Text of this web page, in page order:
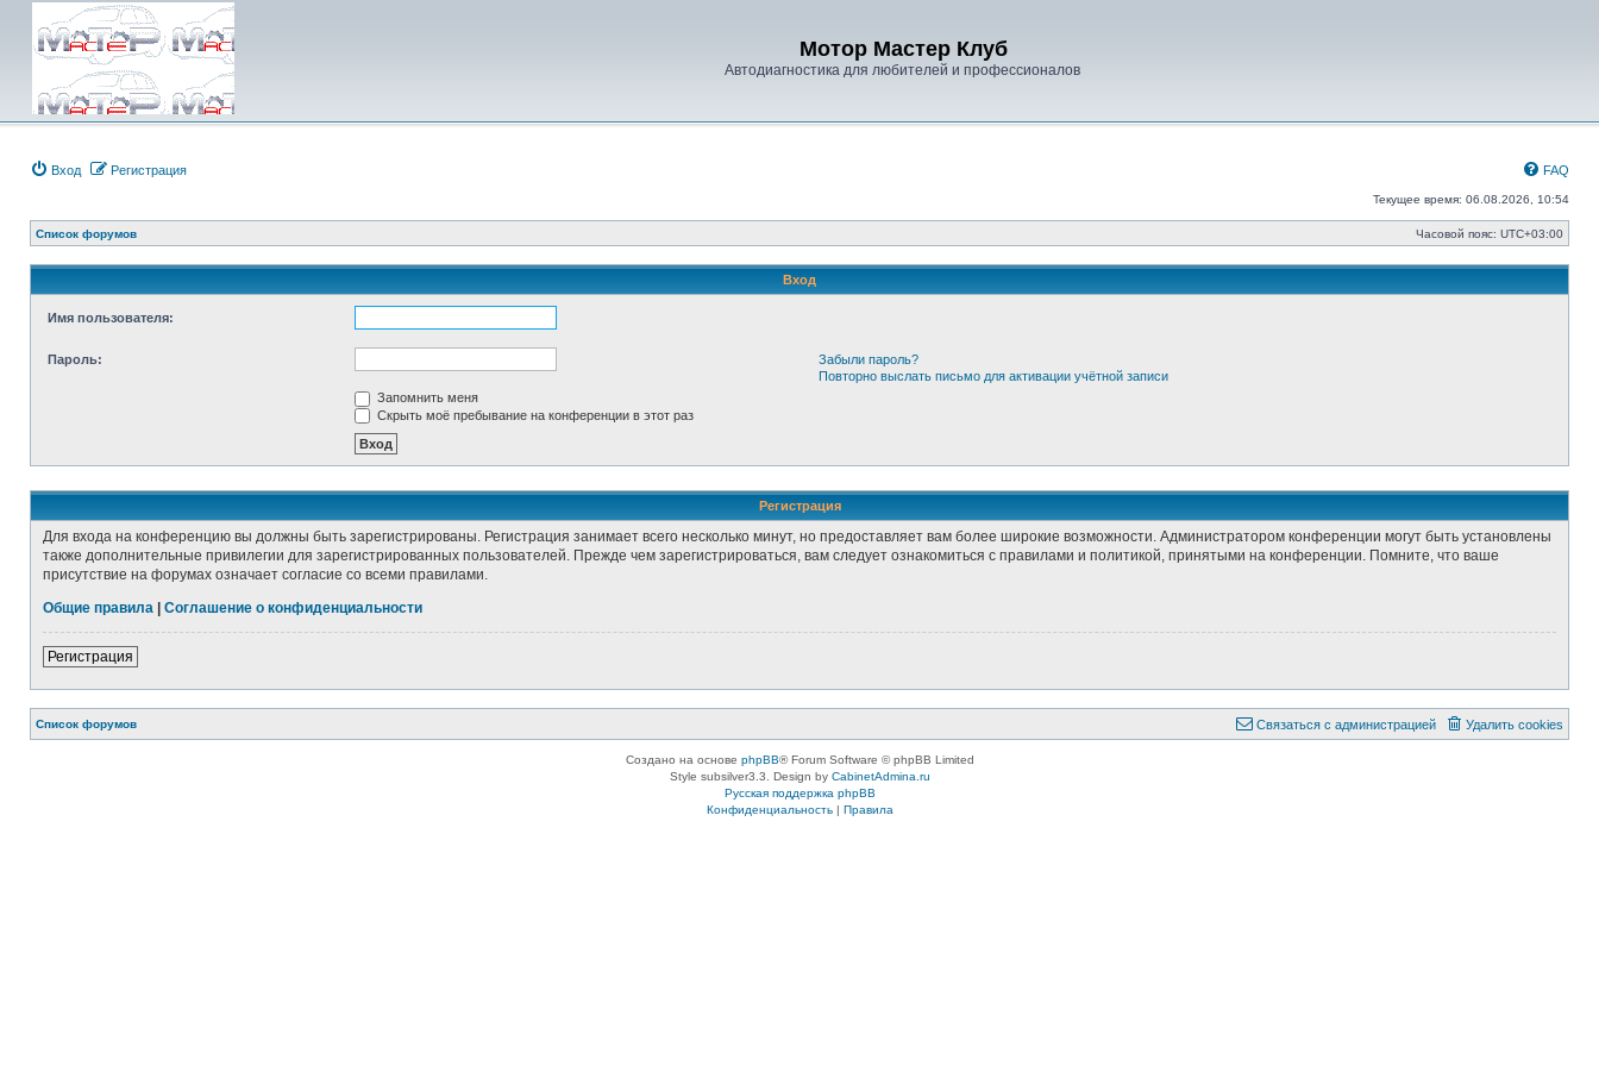
Мотор Мастер Клуб
Автодиагностика для любителей и профессионалов
Вход Регистрация FAQ
Текущее время: 06.08.2026, 10:54
Список форумов Часовой пояс: UTC+03:00
Вход
Имя пользователя:
Пароль:
Забыли пароль?
Повторно выслать письмо для активации учётной записи
Запомнить меня
Скрыть моё пребывание на конференции в этот раз
Регистрация
Для входа на конференцию вы должны быть зарегистрированы. Регистрация занимает всего несколько минут, но предоставляет вам более широкие возможности. Администратором конференции могут быть установлены
также дополнительные привилегии для зарегистрированных пользователей. Прежде чем зарегистрироваться, вам следует ознакомиться с правилами и политикой, принятыми на конференции. Помните, что ваше
присутствие на форумах означает согласие со всеми правилами.
Общие правила
Соглашение о конфиденциальности
Регистрация
Список форумов Удалить cookies
Связаться с администрацией
Создано на основе phpBB® Forum Software © phpBB Limited
Style subsilver3.3. Design by CabinetAdmina.ru
Русская поддержка phpBB
Конфиденциальность| Правила